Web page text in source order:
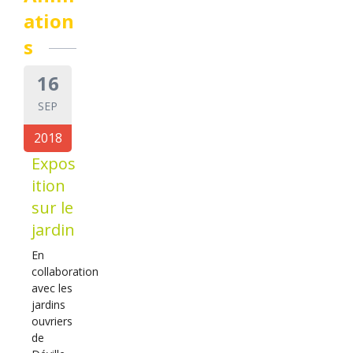
ation
s
16
SEP
2018
Expos
ition
sur le
jardin
En
collaboration
avec les
jardins
ouvriers
de